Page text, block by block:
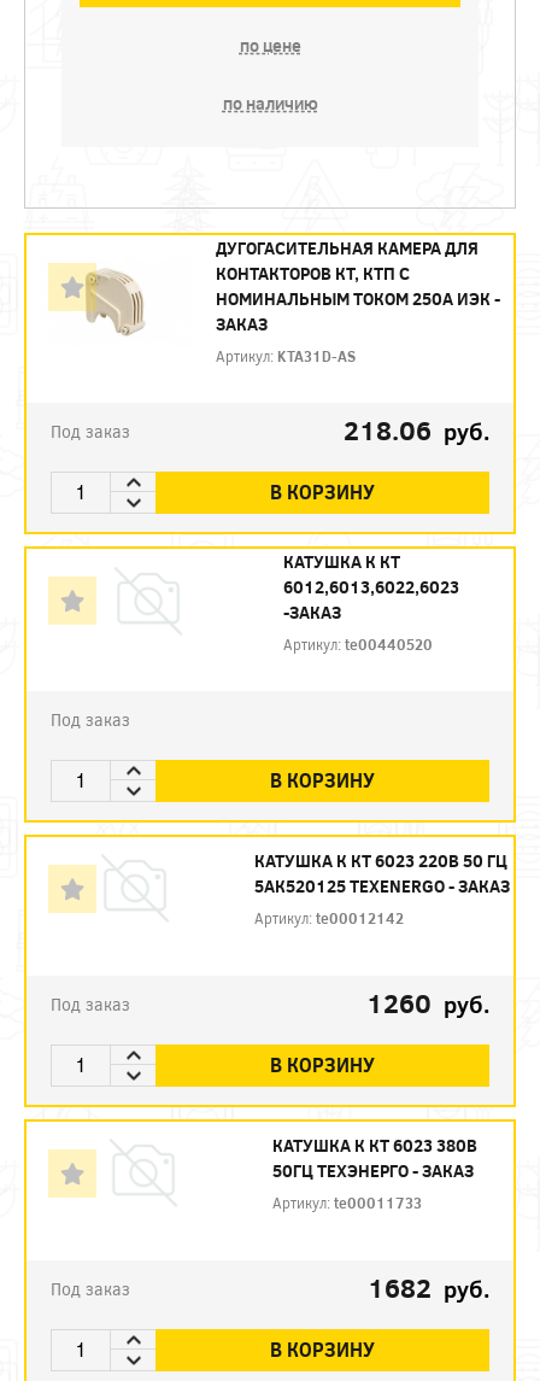
по цене
по наличию
ДУГОГАСИТЕЛЬНАЯ КАМЕРА ДЛЯ
КОНТАКТОРОВ КТ, КТП С
НОМИНАЛЬНЫМ ТОКОМ 250А ИЭК -
ЗАКАЗ
Артикул: KTA31D-AS
Под заказ 218.06 руб.
В КОРЗИНУ
КАТУШКА К КТ
6012,6013,6022,6023
-ЗАКАЗ
Артикул:te00440520
Под заказ
В КОРЗИНУ
КАТУШКА К КТ 6023 220В 50 ГЦ
5АК520125 TEXENERGO - ЗАКАЗ
Артикул:te00012142
Под заказ 1260 руб.
В КОРЗИНУ
КАТУШКА К КТ 6023 380В
50ГЦ ТЕХЭНЕРГО - ЗАКАЗ
Артикул:te00011733
Под заказ 1682 руб.
В КОРЗИНУ